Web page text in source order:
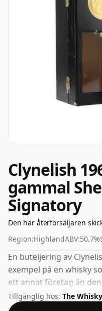
Clynelish
gammal
Signatory
Den här återförsäljaren
Region:HighlandABV:50.7%
En buteljering av
exempel på en whisky
ett annat företag än
här fallet var det
glädjande 50,7%.
Tillgänglig hos: The